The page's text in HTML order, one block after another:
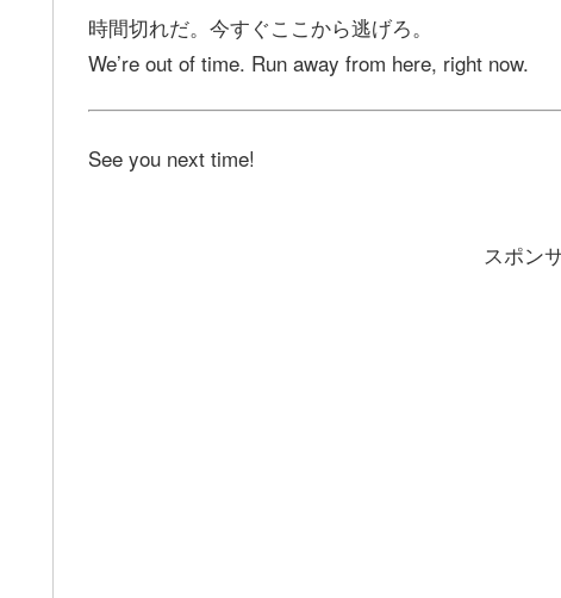
時間切れだ。今すぐここから逃げろ。
We’re out of time. Run away from here, right now.
See you next time!
スポン